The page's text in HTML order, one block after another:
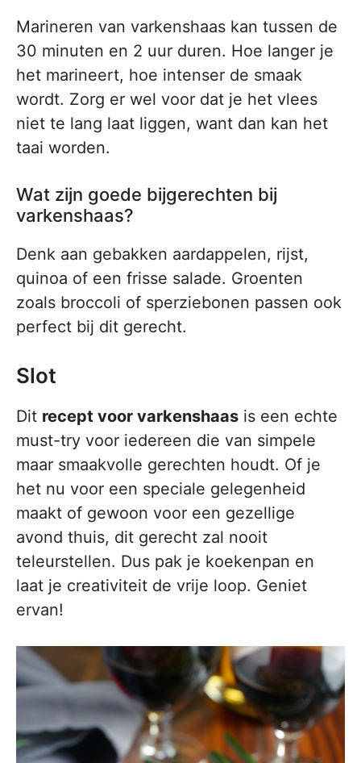
Marineren van varkenshaas kan tussen de
30 minuten en 2 uur duren. Hoe langer je
het marineert, hoe intenser de smaak
wordt. Zorg er wel voor dat je het vlees
niet te lang laat liggen, want dan kan het
taai worden.
Wat zijn goede bijgerechten bij
varkenshaas?
Denk aan gebakken aardappelen, rijst,
quinoa of een frisse salade. Groenten
zoals broccoli of sperziebonen passen ook
perfect bij dit gerecht.
Slot
Dit recept voor varkenshaas is een echte
must-try voor iedereen die van simpele
maar smaakvolle gerechten houdt. Of je
het nu voor een speciale gelegenheid
maakt of gewoon voor een gezellige
avond thuis, dit gerecht zal nooit
teleurstellen. Dus pak je koekenpan en
laat je creativiteit de vrije loop. Geniet
ervan!